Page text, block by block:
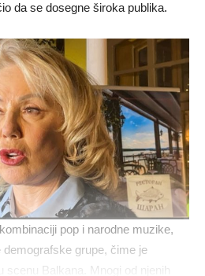
da se dosegne široka publika.
pop i narodne muzike,
grupe, čime je
scenu Balkana. Mnogi od njenih